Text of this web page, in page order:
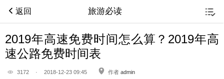
返回 旅游必读
2019年高速免费时间怎么算？2019年高
速公路免费时间表
3172 · 2018-12-23 09:45 作者 admin